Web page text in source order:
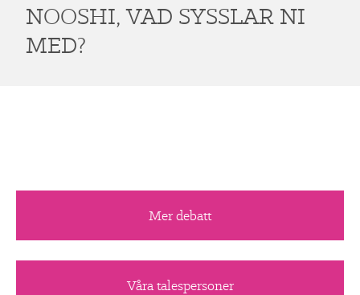
NOOSHI, VAD SYSSLAR NI
MED?
Mer debatt
Våra talespersoner